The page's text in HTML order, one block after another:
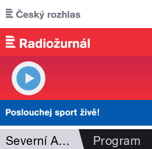
Přejít k hlavnímu obsahu
Severní Amerika Program